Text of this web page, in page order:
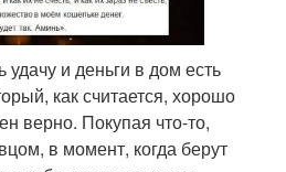
и деньги в дом есть
как считается, хорошо
верно. Покупая что-то,
в момент, когда берут